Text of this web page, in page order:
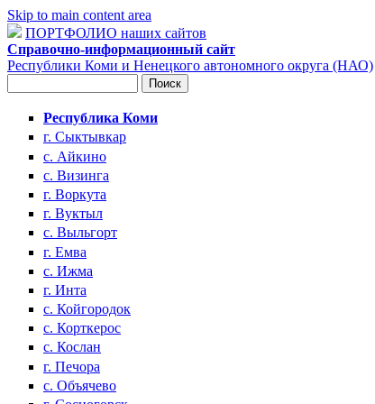
Skip to main content area
ПОРТФОЛИО наших сайтов
Справочно-информационный сайт
Республики Коми и Ненецкого автономного округа (НАО)
Республика Коми
г. Сыктывкар
с. Айкино
с. Визинга
г. Воркута
г. Вуктыл
с. Выльгорт
г. Емва
с. Ижма
г. Инта
с. Койгородок
с. Корткерос
с. Кослан
г. Печора
с. Объячево